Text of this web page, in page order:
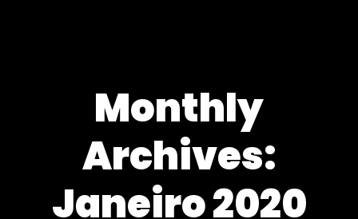
Monthly
Archives:
Janeiro 2020